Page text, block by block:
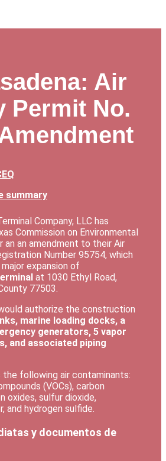
Air
Permit No.
summary
Company, LLC has
Commission on Environmental
an an amendment to their Air
Number 95754, which
expansion of
at 1030 Ethyl Road,
77503.
authorize the construction
marine loading docks, a
generators, 5 vapor
and associated piping
following air contaminants:
(VOCs), carbon
oxides, sulfur dioxide,
hydrogen sulfide.
y documentos de